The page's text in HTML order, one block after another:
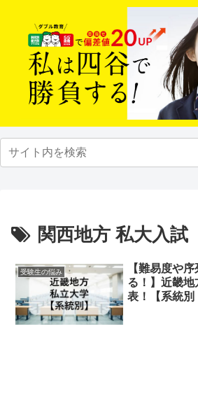
関西地方 私大入試
受験生の悩み
【難易度や
る！】近畿
表！【系統別